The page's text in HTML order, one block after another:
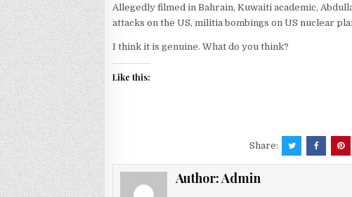
Allegedly filmed in Bahrain, Kuwaiti academic,
attacks on the US, militia bombings on US nuclear
I think it is genuine. What do you think?
Like this:
Share:
Author:Admin